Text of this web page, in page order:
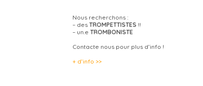
Nous recherchons :
– des TROMPETTISTES !!
– un.e TROMBONISTE
Contacte nous pour plus d’info !
+ d’info >>